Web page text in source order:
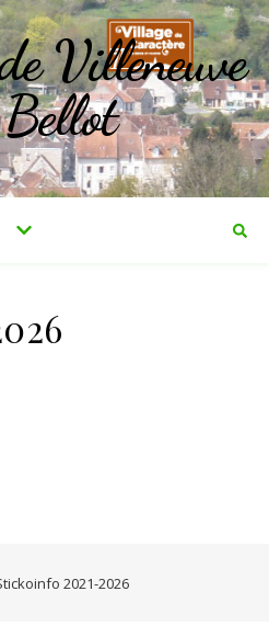
Villeneuve
2021-2026